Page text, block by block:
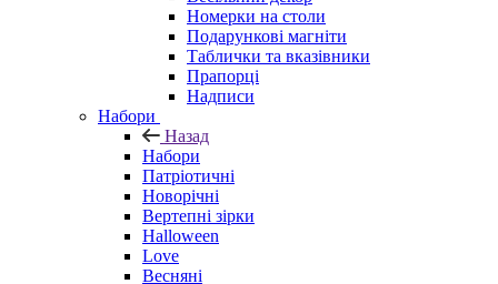
Номерки на столи
Подарункові магніти
Таблички та вказівники
Прапорці
Надписи
Набори
Назад
Набори
Патріотичні
Новорічні
Вертепні зірки
Halloween
Love
Весняні